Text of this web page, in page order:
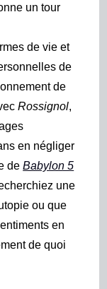
un tour
de vie et
de
de
Rossignol,
en négliger
deBabylon 5
une
ou que
en
de quoi